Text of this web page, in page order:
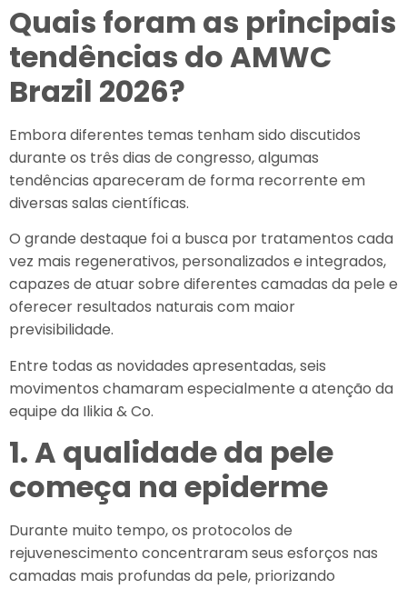
Quais foram as principais
tendências do AMWC
Brazil 2026?
Embora diferentes temas tenham sido discutidos
durante os três dias de congresso, algumas
tendências apareceram de forma recorrente em
diversas salas científicas.
O grande destaque foi a busca por tratamentos cada
vez mais regenerativos, personalizados e integrados,
capazes de atuar sobre diferentes camadas da pele e
oferecer resultados naturais com maior
previsibilidade.
Entre todas as novidades apresentadas, seis
movimentos chamaram especialmente a atenção da
equipe da Ilikia & Co.
1. A qualidade da pele
começa na epiderme
Durante muito tempo, os protocolos de
rejuvenescimento concentraram seus esforços nas
camadas mais profundas da pele, priorizando